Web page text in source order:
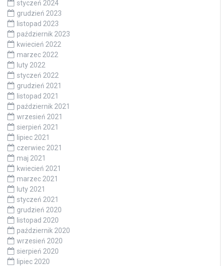
styczeń 2024
grudzień 2023
listopad 2023
październik 2023
kwiecień 2022
marzec 2022
luty 2022
styczeń 2022
grudzień 2021
listopad 2021
październik 2021
wrzesień 2021
sierpień 2021
lipiec 2021
czerwiec 2021
maj 2021
kwiecień 2021
marzec 2021
luty 2021
styczeń 2021
grudzień 2020
listopad 2020
październik 2020
wrzesień 2020
sierpień 2020
lipiec 2020